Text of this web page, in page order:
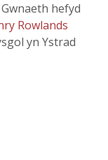
hefyd
Rowlands
yn Ystrad